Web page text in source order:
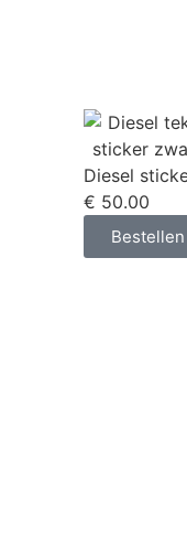
Diesel
€ 50.00
Bestellen